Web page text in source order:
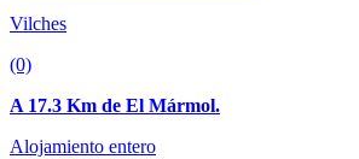
Vilches
(0)
A 17.3 Km de El Mármol.
Alojamiento entero